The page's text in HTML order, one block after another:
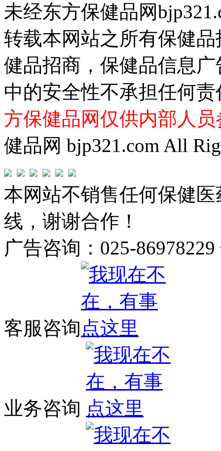
未经东方保健品网
转载本网站之所有保健
健品招商，保健品信息
中的安全性不承担任何责
方保健品网仅供内部人
健品网 bjp321.com All
本网站不销售任何保健
线，谢谢合作！
广告咨询：025-86978229
客服咨询
业务咨询